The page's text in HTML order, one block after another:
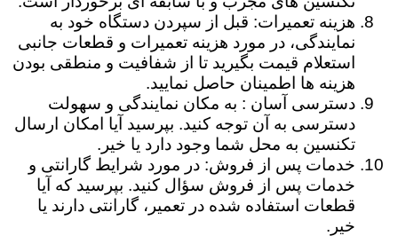
هزینه تعمیرات: قبل از سپردن دستگاه خود به
نمایندگی، در مورد هزینه تعمیرات و قطعات جانبی
استعلام قیمت بگیرید تا از شفافیت و منطقی بودن
هزینه ها اطمینان حاصل نمایید.
دسترسی آسان : به مکان نمایندگی و سهولت
دسترسی به آن توجه کنید. بپرسید آیا امکان ارسال
تکنسین به محل شما وجود دارد یا خیر.
خدمات پس از فروش: در مورد شرایط گارانتی و
خدمات پس از فروش سؤال کنید. بپرسید که آیا
قطعات استفاده شده در تعمیر، گارانتی دارند یا
خیر.